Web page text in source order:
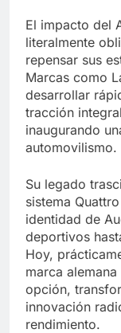
El impacto del
literalmente
repensar sus
Marcas como
desarrollar
tracción
inaugurando
automovilismo.
Su legado
sistema
identidad de
deportivos
Hoy,
marca
opción,
innovación
rendimiento.